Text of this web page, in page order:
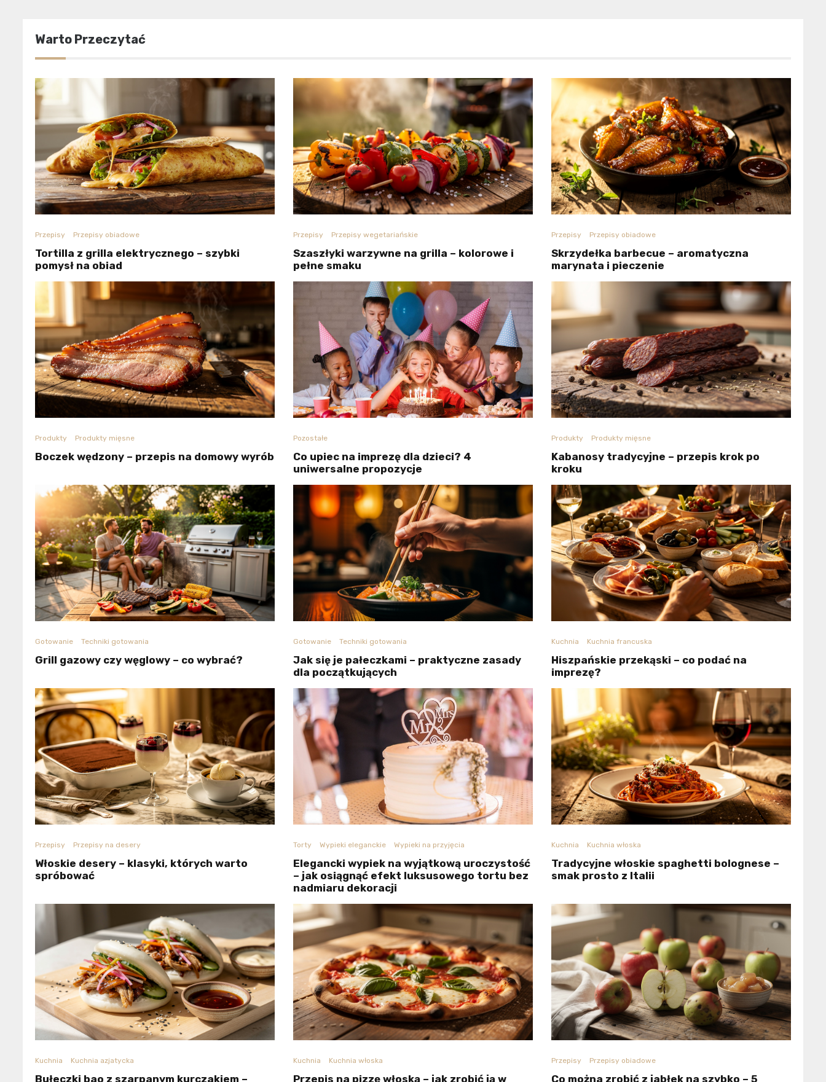
Warto Przeczytać
Przepisy Przepisy obiadowe
Tortilla z grilla elektrycznego – szybki
pomysł na obiad
Przepisy Przepisy wegetariańskie
Szaszłyki warzywne na grilla – kolorowe i
pełne smaku
Przepisy Przepisy obiadowe
Skrzydełka barbecue – aromatyczna
marynata i pieczenie
Produkty Produkty mięsne
Boczek wędzony – przepis na domowy wyrób
Pozostałe
Co upiec na imprezę dla dzieci? 4
uniwersalne propozycje
Produkty Produkty mięsne
Kabanosy tradycyjne – przepis krok po
kroku
Gotowanie Techniki gotowania
Grill gazowy czy węglowy – co wybrać?
Gotowanie Techniki gotowania
Jak się je pałeczkami – praktyczne zasady
dla początkujących
Kuchnia Kuchnia francuska
Hiszpańskie przekąski – co podać na
imprezę?
Przepisy Przepisy na desery
Włoskie desery – klasyki, których warto
spróbować
Torty Wypieki eleganckie Wypieki na przyjęcia
Elegancki wypiek na wyjątkową uroczystość
– jak osiągnąć efekt luksusowego tortu bez
nadmiaru dekoracji
Kuchnia Kuchnia włoska
Tradycyjne włoskie spaghetti bolognese –
smak prosto z Italii
Kuchnia Kuchnia azjatycka
Bułeczki bao z szarpanym kurczakiem –
Kuchnia Kuchnia włoska
Przepis na pizzę włoską – jak zrobić ją w
Przepisy Przepisy obiadowe
Co można zrobić z jabłek na szybko – 5